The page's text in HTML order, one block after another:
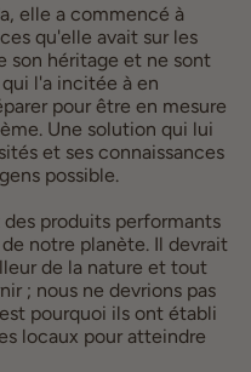
elle a commencé à
qu'elle avait sur les
son héritage et ne sont
l'a incitée à en
pour être en mesure
Une solution qui lui
et ses connaissances
possible.
produits performants
notre planète. Il devrait
de la nature et tout
; nous ne devrions pas
pourquoi ils ont établi
locaux pour atteindre